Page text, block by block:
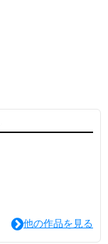
他の作品を見る